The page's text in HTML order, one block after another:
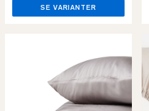
SE VARIANTER